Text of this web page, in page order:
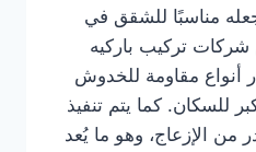
مناسبًا للشقق في
شركات تركيب باركيه
أنواع مقاومة للخدوش
للسكان. كما يتم تنفيذ
من الإزعاج، وهو ما يُعد